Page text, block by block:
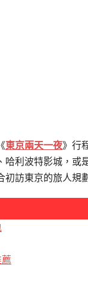
東京兩天一夜》行
哈利波特影城，
訪東京的旅人規